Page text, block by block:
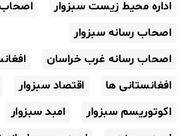
اداره محیط زیست سبزوار
اصحاب
اصحاب رسانه سبزوار
اصحاب رسانه غرب خراسان
افغانستانی ها
اقتصاد سبزوار
اکوتوریسم سبزوار
امبد سبزوار